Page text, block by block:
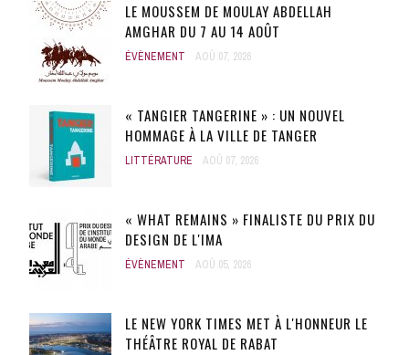
LE MOUSSEM DE MOULAY ABDELLAH
AMGHAR DU 7 AU 14 AOÛT
ÉVÈNEMENT AOÛ 07, 2026
« TANGIER TANGERINE » : UN NOUVEL
HOMMAGE À LA VILLE DE TANGER
LITTÉRATURE AOÛ 07, 2026
« WHAT REMAINS » FINALISTE DU PRIX DU
DESIGN DE L'IMA
ÉVÈNEMENT AOÛ 05, 2026
LE NEW YORK TIMES MET À L'HONNEUR LE
THÉÂTRE ROYAL DE RABAT